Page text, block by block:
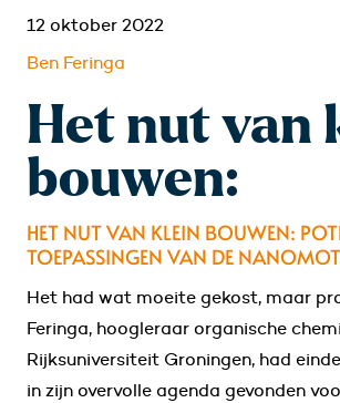
12 oktober 2022
Ben Feringa
Het nut van
bouwen:
HET NUT VAN KLEIN BOUWEN:
TOEPASSINGEN VAN DE
Het had wat moeite gekost, maar
Feringa, hoogleraar organische
Rijksuniversiteit Groningen, had
in zijn overvolle agenda gevonden